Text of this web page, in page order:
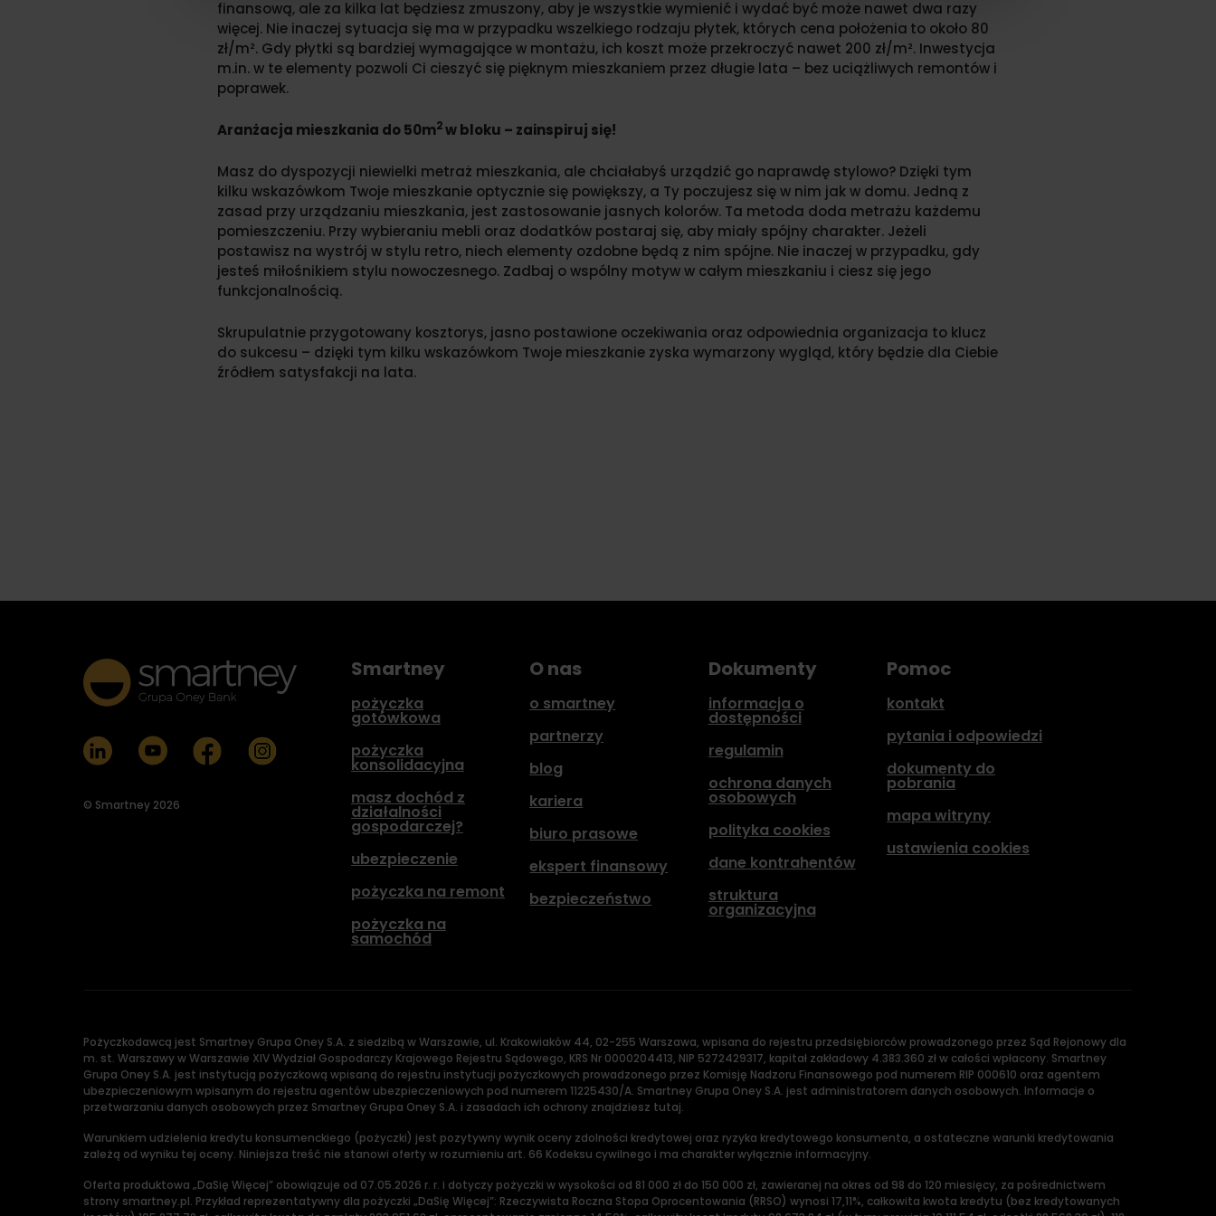
finansową, ale za kilka lat będziesz zmuszony, aby je wszystkie wymienić i wydać być może nawet dwa razy
więcej. Nie inaczej sytuacja się ma w przypadku wszelkiego rodzaju płytek, których cena położenia to około 80
zł/m². Gdy płytki są bardziej wymagające w montażu, ich koszt może przekroczyć nawet 200 zł/m². Inwestycja
m.in. w te elementy pozwoli Ci cieszyć się pięknym mieszkaniem przez długie lata – bez uciążliwych remontów i
poprawek.
Aranżacja mieszkania do 50m2w bloku – zainspiruj się!
Masz do dyspozycji niewielki metraż mieszkania, ale chciałabyś urządzić go naprawdę stylowo? Dzięki tym
kilku wskazówkom Twoje mieszkanie optycznie się powiększy, a Ty poczujesz się w nim jak w domu. Jedną z
zasad przy urządzaniu mieszkania, jest zastosowanie jasnych kolorów. Ta metoda doda metrażu każdemu
pomieszczeniu. Przy wybieraniu mebli oraz dodatków postaraj się, aby miały spójny charakter. Jeżeli
postawisz na wystrój w stylu retro, niech elementy ozdobne będą z nim spójne. Nie inaczej w przypadku, gdy
jesteś miłośnikiem stylu nowoczesnego. Zadbaj o wspólny motyw w całym mieszkaniu i ciesz się jego
funkcjonalnością.
Skrupulatnie przygotowany kosztorys, jasno postawione oczekiwania oraz odpowiednia organizacja to klucz
do sukcesu – dzięki tym kilku wskazówkom Twoje mieszkanie zyska wymarzony wygląd, który będzie dla Ciebie
źródłem satysfakcji na lata.
© Smartney 2026
Smartney
pożyczka
gotówkowa
pożyczka
konsolidacyjna
masz dochód z
działalności
gospodarczej?
ubezpieczenie
pożyczka na remont
pożyczka na
samochód
O nas
o smartney
partnerzy
blog
kariera
biuro prasowe
ekspert finansowy
bezpieczeństwo
Dokumenty
informacja o
dostępności
regulamin
ochrona danych
osobowych
polityka cookies
dane kontrahentów
struktura
organizacyjna
Pomoc
kontakt
pytania i odpowiedzi
dokumenty do
pobrania
mapa witryny
ustawienia cookies
Pożyczkodawcą jest Smartney Grupa Oney S.A. z siedzibą w Warszawie, ul. Krakowiaków 44, 02-255 Warszawa, wpisana do rejestru przedsiębiorców prowadzonego przez Sąd Rejonowy dla
m. st. Warszawy w Warszawie XIV Wydział Gospodarczy Krajowego Rejestru Sądowego, KRS Nr 0000204413, NIP 5272429317, kapitał zakładowy 4.383.360 zł w całości wpłacony. Smartney
Grupa Oney S.A. jest instytucją pożyczkową wpisaną do rejestru instytucji pożyczkowych prowadzonego przez Komisję Nadzoru Finansowego pod numerem RIP 000610 oraz agentem
ubezpieczeniowym wpisanym do rejestru agentów ubezpieczeniowych pod numerem 11225430/A. Smartney Grupa Oney S.A. jest administratorem danych osobowych. Informacje o
przetwarzaniu danych osobowych przez Smartney Grupa Oney S.A. i zasadach ich ochrony znajdziesz tutaj.
Warunkiem udzielenia kredytu konsumenckiego (pożyczki) jest pozytywny wynik oceny zdolności kredytowej oraz ryzyka kredytowego konsumenta, a ostateczne warunki kredytowania
zależą od wyniku tej oceny. Niniejsza treść nie stanowi oferty w rozumieniu art. 66 Kodeksu cywilnego i ma charakter wyłącznie informacyjny.
Oferta produktowa „DaSię Więcej” obowiązuje od 07.05.2026 r. r. i dotyczy pożyczki w wysokości od 81 000 zł do 150 000 zł, zawieranej na okres od 98 do 120 miesięcy, za pośrednictwem
strony smartney.pl. Przykład reprezentatywny dla pożyczki „DaSię Więcej”: Rzeczywista Roczna Stopa Oprocentowania (RRSO) wynosi 17,11%, całkowita kwota kredytu (bez kredytowanych